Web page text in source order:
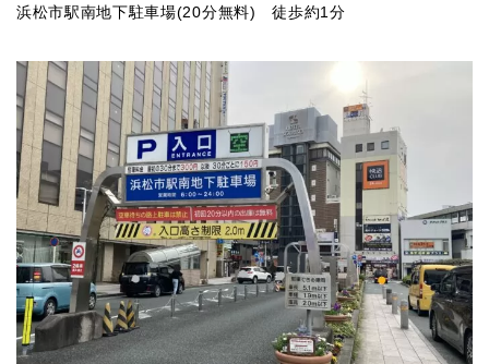
浜松市駅南地下駐車場(20分無料) 徒歩約1分